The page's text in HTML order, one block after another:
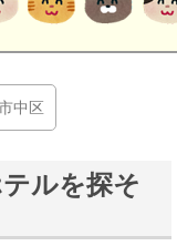
中区
ルを探そ